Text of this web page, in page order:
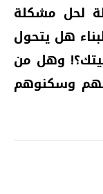
لحل مشكلة
هل يتحول
وهل من
لهم وسكنوهم